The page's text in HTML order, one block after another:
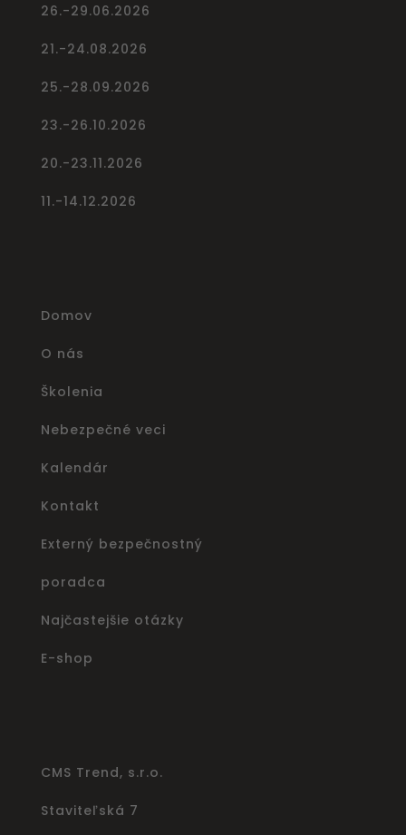
26.-29.06.2026
21.-24.08.2026
25.-28.09.2026
23.-26.10.2026
20.-23.11.2026
11.-14.12.2026
Domov
O nás
Školenia
Nebezpečné veci
Kalendár
Kontakt
Externý bezpečnostný
poradca
Najčastejšie otázky
E-shop
CMS Trend, s.r.o.
Staviteľská 7